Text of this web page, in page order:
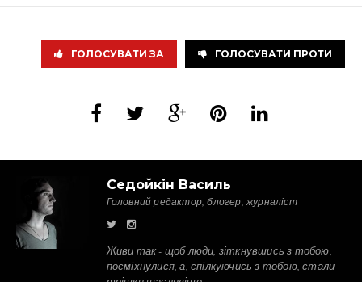
ГОЛОСУВАТИ ЗА ГОЛОСУВАТИ ПРОТИ
Седойкін Василь
Головний редактор, блогер, журналіст
Живи так - щоб люди, зіткнувшись з тобою,
посміхнулися, а, спілкуючись з тобою, стали